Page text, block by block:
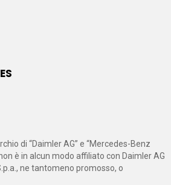
di “Daimler AG” e “Mercedes-Benz
è in alcun modo affiliato con Daimler AG
ne tantomeno promosso, o